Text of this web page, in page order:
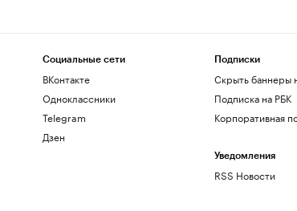
Социальные сети
ВКонтакте
Одноклассники
Telegram
Дзен
Подписки
Скрыть баннеры
Подписка на РБК
Корпоративная
Уведомления
RSS Новости